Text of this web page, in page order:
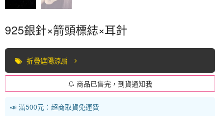
925銀針×箭頭標綕×耳針
折疊遮陽涼扇
商品已售完，到貨通知我
📣 滿500元：超商取貨免運費